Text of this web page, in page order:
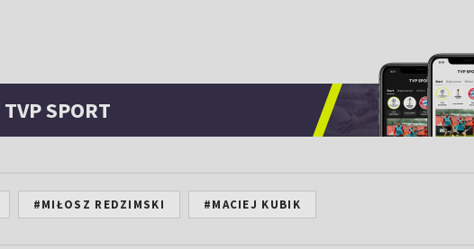
TVP SPORT
#MIŁOSZ REDZIMSKI #MACIEJ KUBIK